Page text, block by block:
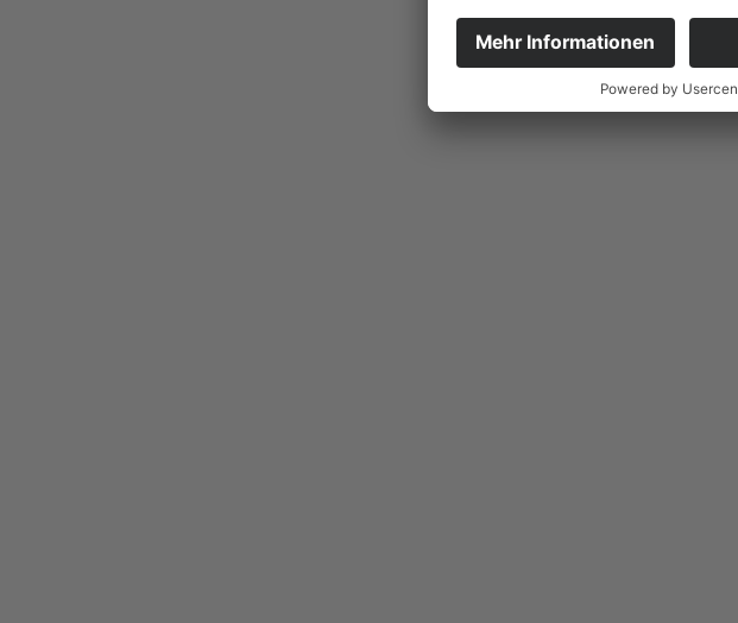
Befürchtung, bei der Abwägung wirtschaftlicher und ökologischer
sich heute mehr und mehr der Eindruck durch, das eine ohne das
der deutlich gestiegenen Rohstoffkosten in vielen Bereichen und
gewinnen, ist Zeit- und Ressourceneffizienz die einzig sinnvolle